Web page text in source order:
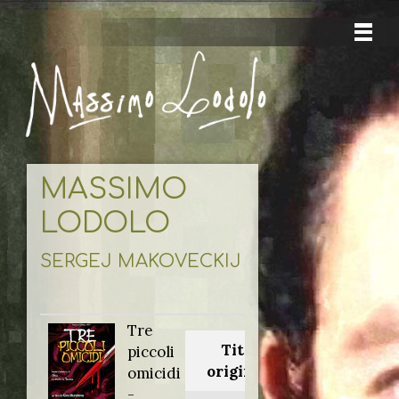
MASSIMO
LODOLO
SERGEJ MAKOVECKIJ
Tre
piccoli
omicidi
-
Titolo
originale: